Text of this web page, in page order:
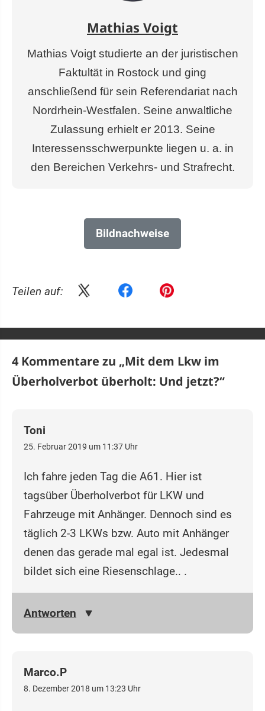
Mathias Voigt
Mathias Voigt studierte an der juristischen
Faktultät in Rostock und ging
anschließend für sein Referendariat nach
Nordrhein-Westfalen. Seine anwaltliche
Zulassung erhielt er 2013. Seine
Interessensschwerpunkte liegen u. a. in
den Bereichen Verkehrs- und Strafrecht.
Bildnachweise
Teilen auf:
4 Kommentare zu „Mit dem Lkw im
Überholverbot überholt: Und jetzt?“
Toni
25. Februar 2019 um 11:37 Uhr
Ich fahre jeden Tag die A61. Hier ist
tagsüber Überholverbot für LKW und
Fahrzeuge mit Anhänger. Dennoch sind es
täglich 2-3 LKWs bzw. Auto mit Anhänger
denen das gerade mal egal ist. Jedesmal
bildet sich eine Riesenschlage.. .
Antworten
Marco.P
8. Dezember 2018 um 13:23 Uhr